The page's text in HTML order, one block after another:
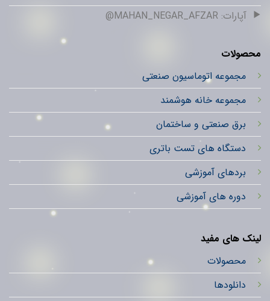
آپارات: MAHAN_NEGAR_AFZAR@
محصولات
مجموعه اتوماسیون صنعتی
مجموعه خانه هوشمند
برق صنعتی و ساختمان
دستگاه های تست باتری
بردهای آموزشی
دوره های آموزشی
لینک های مفید
محصولات
دانلودها